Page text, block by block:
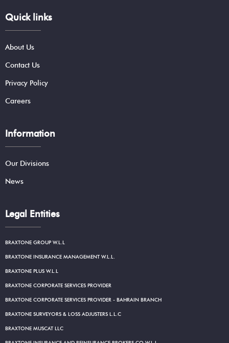
Quick links
About Us
Contact Us
Privacy Policy
Careers
Information
Our Divisions
News
Legal Entities
BRAXTONE GROUP W.L.L
BRAXTONE INSURANCE MANAGEMENT W.L.L.
BRAXTONE PLUS W.L.L
BRAXTONE CORPORATE SERVICES PROVIDER
BRAXTONE CORPORATE SERVICES PROVIDER - BAHRAIN BRANCH
BRAXTONE SURVEYORS & LOSS ADJUSTERS L.L.C
BRAXTONE MUSCAT LLC